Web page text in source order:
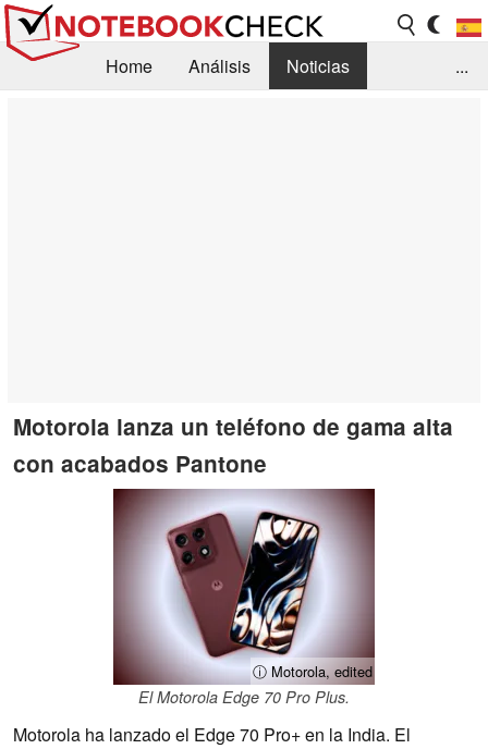
Home Análisis
Noticias
...
Motorola lanza un teléfono de gama alta
con acabados Pantone
ⓘ Motorola, edited
El Motorola Edge 70 Pro Plus.
Motorola ha lanzado el Edge 70 Pro+ en la India. El